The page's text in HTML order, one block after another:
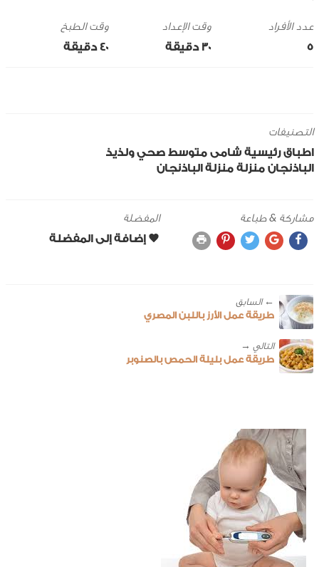
5
وقت الإعداد
30 ‎دقيقة
وقت الطبخ
40 ‎دقيقة
التصنيفات
اطباق رئيسية شامى متوسط صحي ولذيذ
الباذنجان منزلة منزلة الباذنجان
مشاركة & طباعة المفضلة
← ‎السابق
طريقة عمل الأرز باللبن المصري
طريقة عمل بليلة الحمص بالصنوبر